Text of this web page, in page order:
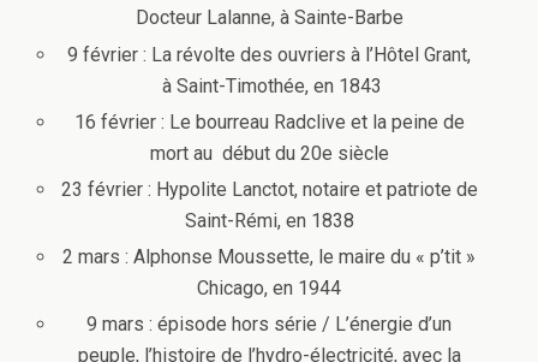
Docteur Lalanne, à Sainte-Barbe
9 février : La révolte des ouvriers à l’Hôtel Grant,
à Saint-Timothée, en 1843
16 février : Le bourreau Radclive et la peine de
mort au début du 20e siècle
23 février : Hypolite Lanctot, notaire et patriote de
Saint-Rémi, en 1838
2 mars : Alphonse Moussette, le maire du « p’tit »
Chicago, en 1944
9 mars : épisode hors série / L’énergie d’un
peuple, l’histoire de l’hydro-électricité, avec la